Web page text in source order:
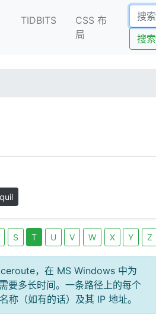
TIDBITS
CSS 布
局
搜索
S T U V W X Y Z
，在 MS Windows 中为
要多长时间。一条路径上的每个
（如有的话）及其 IP 地址。